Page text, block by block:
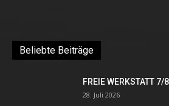
Beliebte Beiträge
FREIE WERKSTATT
28. Juli 2026